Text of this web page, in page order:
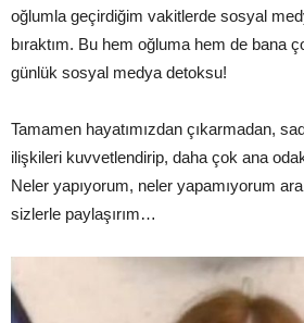
oğlumla geçirdiğim vakitlerde sosyal
bıraktım. Bu hem oğluma hem de bana
günlük sosyal medya detoksu!
Tamamen hayatımızdan çıkarmadan,
ilişkileri kuvvetlendirip, daha çok ana
Neler yapıyorum, neler yapamıyorum
sizlerle paylaşırım…